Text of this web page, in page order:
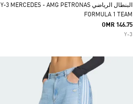
البنطال الرياضي Y-3 MERCEDES - AMG PETRONAS
FORMULA 1 TEAM
OMR 146.75
Y-3